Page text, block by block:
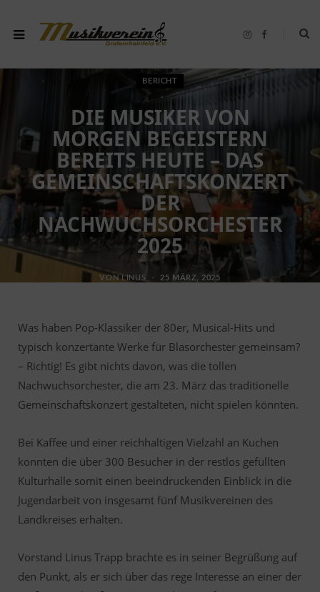
I
a
b
BERICHT
DIE MUSIKER VON
MORGEN BEGEISTERN
BEREITS HEUTE – DAS
GEMEINSCHAFTSKONZERT
DER
NACHWUCHSORCHESTER
2025
VON LINUS 25 MÄRZ, 2025
Was haben Pop-Klassiker der 80er, Musical-Hits und
typisch konzertante Werke für Blasorchester gemeinsam?
– Richtig! Es gibt nichts davon, was die tollen
Nachwuchsorchester, die am 23. März das traditionelle
Gemeinschaftskonzert gestalteten, nicht spielen könnten.
Bei Kaffee und einer reichhaltigen Vielzahl an Kuchen
konnten die über 300 Besucher in der restlos gefüllten
Kulturhalle somit einen beeindruckenden Einblick in die
Jugendarbeit von insgesamt fünf Musikvereinen des
Landkreises erhalten.
Vorstand Linus Trapp brachte es in seiner Begrüßung auf
den Punkt, als er sich über das rege Interesse an einer der